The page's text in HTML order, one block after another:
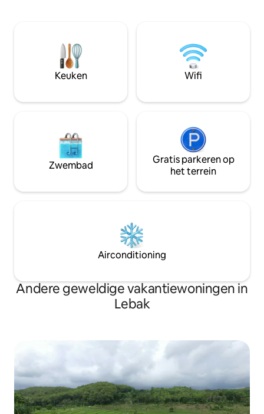
Pelabuhan Ratu Bay.
uitzicht vanaf het
en de volle zee.
slaapkamers, 3
Keuken Wifi
Zwembad
Gratis parkeren op
het terrein
Airconditioning
Andere geweldige vakantiewoningen in
Lebak